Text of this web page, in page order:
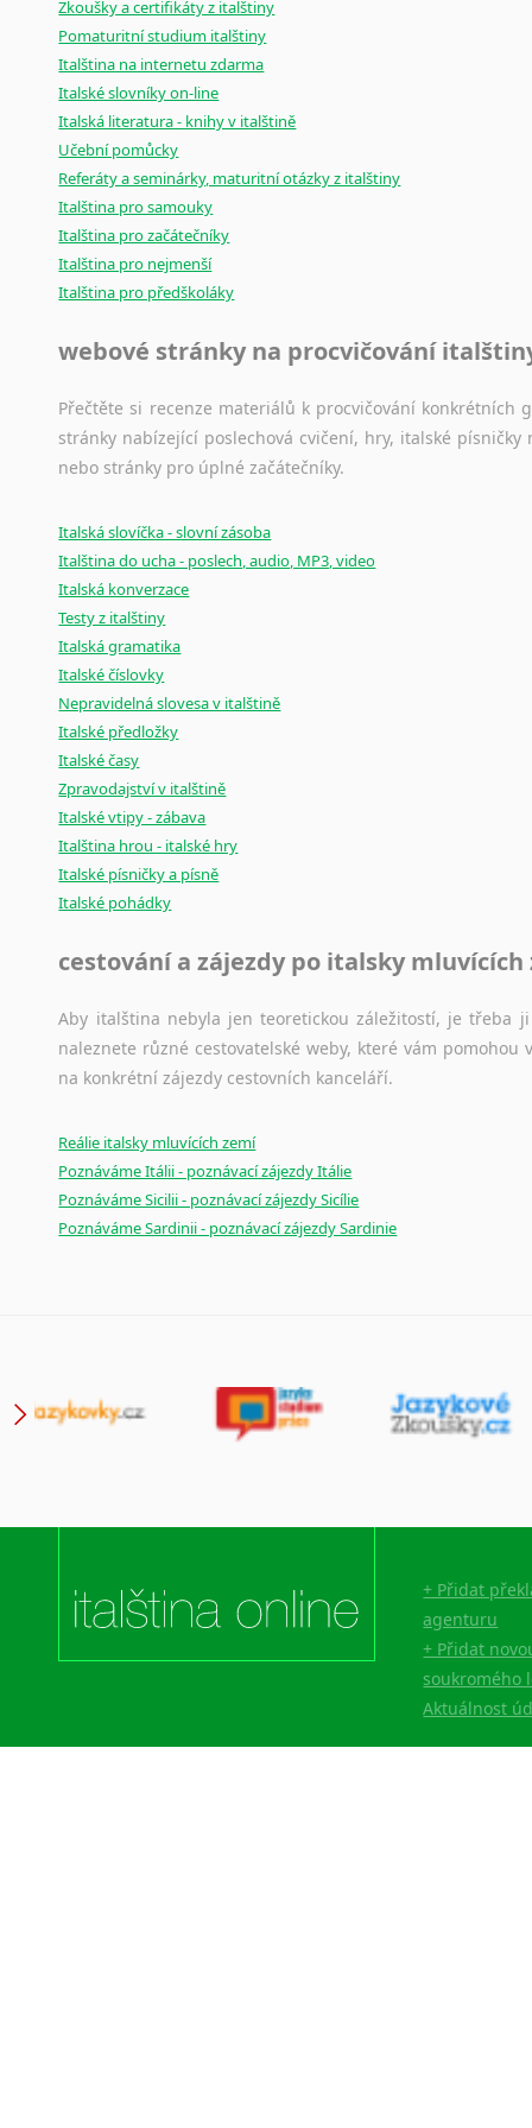
Zkoušky a certifikáty z italštiny
Pomaturitní studium italštiny
Italština na internetu zdarma
Italské slovníky on-line
Italská literatura - knihy v italštině
Učební pomůcky
Referáty a seminárky, maturitní otázky z italštiny
Italština pro samouky
Italština pro začátečníky
Italština pro nejmenší
Italština pro předškoláky
webové stránky na procvičování
Přečtěte si recenze materiálů k procvičování
stránky nabízející poslechová cvičení, hry, italské
nebo stránky pro úplné začátečníky.
Italská slovíčka - slovní zásoba
Italština do ucha - poslech, audio, MP3, video
Italská konverzace
Testy z italštiny
Italská gramatika
Italské číslovky
Nepravidelná slovesa v italštině
Italské předložky
Italské časy
Zpravodajství v italštině
Italské vtipy - zábava
Italština hrou - italské hry
Italské písničky a písně
Italské pohádky
cestování a zájezdy po italsky mluvících
Aby italština nebyla jen teoretickou záležitostí, je třeba
naleznete různé cestovatelské weby, které vám
na konkrétní zájezdy cestovních kanceláří.
Reálie italsky mluvících zemí
Poznáváme Itálii - poznávací zájezdy Itálie
Poznáváme Sicilii - poznávací zájezdy Sicílie
Poznáváme Sardinii - poznávací zájezdy Sardinie
+ Přidat
agenturu
+ Přidat
soukromého
Aktuálnost